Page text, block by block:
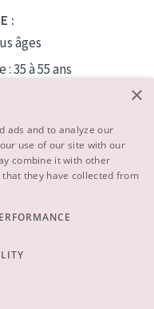
:
âges
: 35 à 55 ans
×
ads and to analyze our
use of our site with our
combine it with other
they have collected from